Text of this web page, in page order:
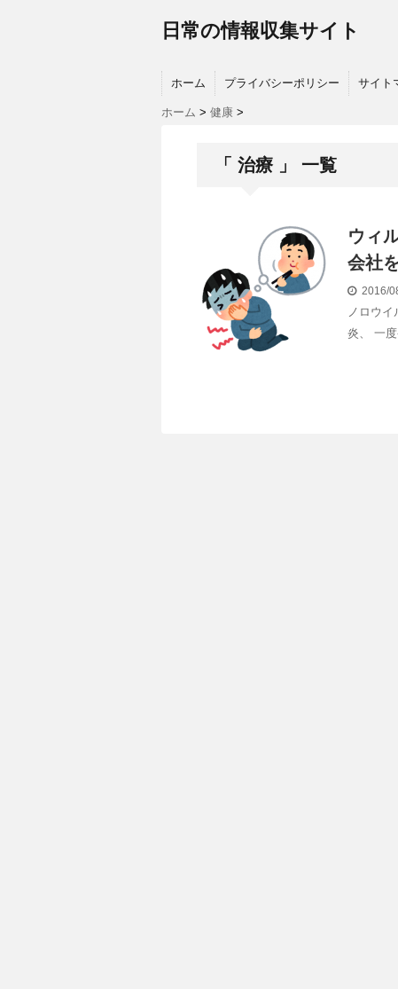
日常の情報収集サイト
ホーム プライバシーポリシー サイト
ホーム > 健康 >
「 治療 」 一覧
ウィ
会社
2016/
ノロウ
炎、 一